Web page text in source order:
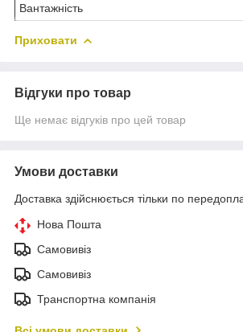
Вантажність
Приховати
Відгуки про товар
Ще немає відгуків про цей товар
Умови доставки
Доставка здійснюється тільки по
Нова Пошта
Самовивіз
Самовивіз
Транспортна компанія